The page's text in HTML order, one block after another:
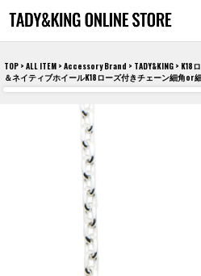
TOP > ALL ITEM > Accessory Brand > TADY&KING > K18
＆ネイティブホイールK18ローズ付きチェーン細角or